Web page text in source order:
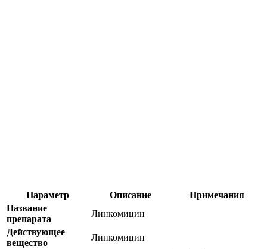
Параметр Описание
Примечания
Название
препарата
Линкомицин
Действующее
вещество
Линкомицин